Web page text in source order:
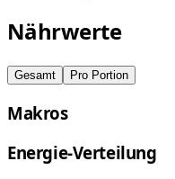
Nährwerte
Gesamt Pro Portion
Makros
Energie-Verteilung